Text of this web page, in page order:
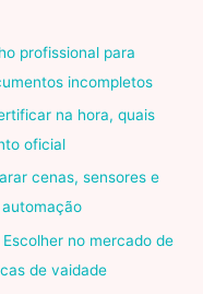
profissional para
incompletos
na hora, quais
oficial
cenas, sensores e
no mercado de
de vaidade